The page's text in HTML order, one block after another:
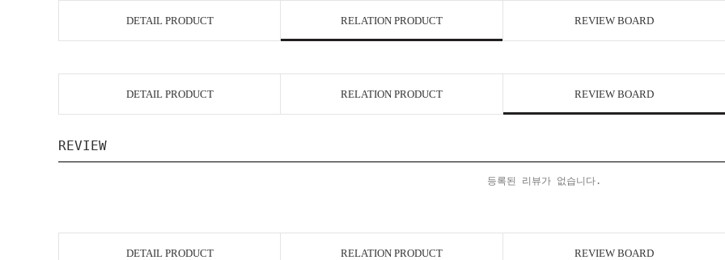
DETAIL PRODUCT RELATION PRODUCT REVIEW BOARD
DETAIL PRODUCT RELATION PRODUCT REVIEW BOARD
REVIEW
등록된 리뷰가 없습니다.
DETAIL PRODUCT RELATION PRODUCT REVIEW BOARD